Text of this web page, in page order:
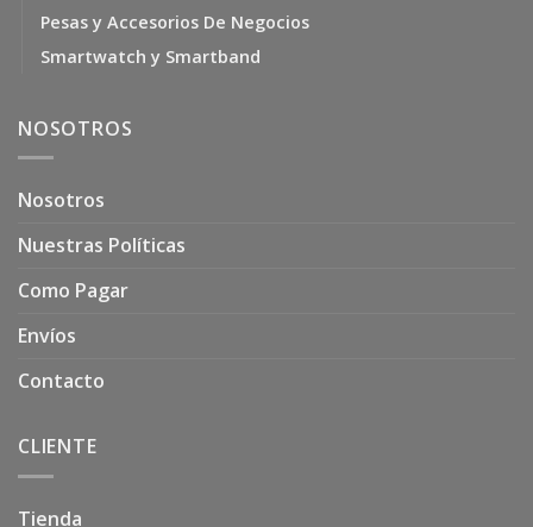
Pesas y Accesorios De Negocios
Smartwatch y Smartband
NOSOTROS
Nosotros
Nuestras Políticas
Como Pagar
Envíos
Contacto
CLIENTE
Tienda